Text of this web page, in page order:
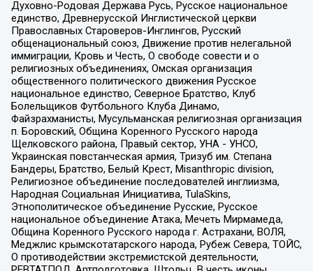
Духовно-Родовая Держава Русь, Русское национальное
единство, Древнерусской Инглистической церкви
Православных Староверов-Инглингов, Русский
общенациональный союз, Движение против нелегальной
иммиграции, Кровь и Честь, О свободе совести и о
религиозных объединениях, Омская организация
общественного политического движения Русское
национальное единство, Северное Братство, Клуб
Болельщиков Футбольного Клуба Динамо,
Файзрахманисты, Мусульманская религиозная организация
п. Боровский, Община Коренного Русского народа
Щелковского района, Правый сектор, УНА - УНСО,
Украинская повстанческая армия, Тризуб им. Степана
Бандеры, Братство, Белый Крест, Misanthropic division,
Религиозное объединение последователей инглиизма,
Народная Социальная Инициатива, TulaSkins,
Этнополитическое объединение Русские, Русское
национальное объединение Атака, Мечеть Мирмамеда,
Община Коренного Русского народа г. Астрахани, ВОЛЯ,
Меджлис крымскотатарского народа, Рубеж Севера, ТОЙС,
О противодействии экстремистской деятельности,